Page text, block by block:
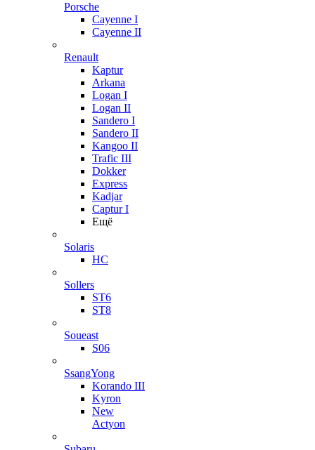
Porsche
Cayenne I
Cayenne II
Renault
Kaptur
Arkana
Logan I
Logan II
Sandero I
Sandero II
Kangoo II
Trafic III
Dokker
Express
Kadjar
Captur I
Ещё
Solaris
HC
Sollers
ST6
ST8
Soueast
S06
SsangYong
Korando III
Kyron
New
Actyon